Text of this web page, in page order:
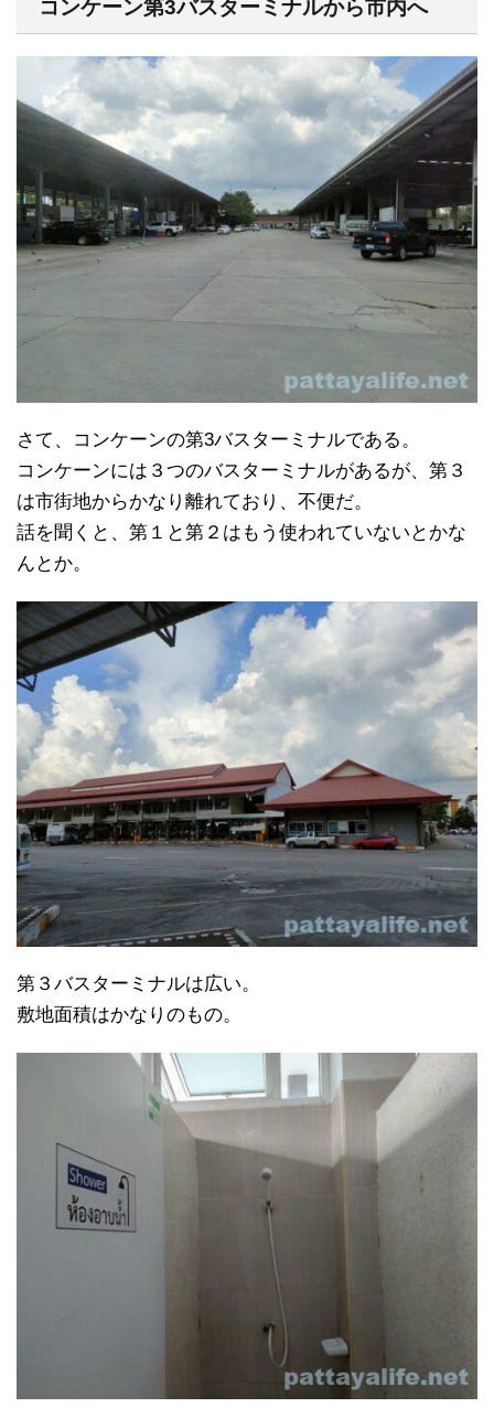
コンケーン第3バスターミナルから市内へ
さて、コンケーンの第3バスターミナルである。
コンケーンには３つのバスターミナルがあるが、第３
は市街地からかなり離れており、不便だ。
話を聞くと、第１と第２はもう使われていないとかな
んとか。
第３バスターミナルは広い。
敷地面積はかなりのもの。